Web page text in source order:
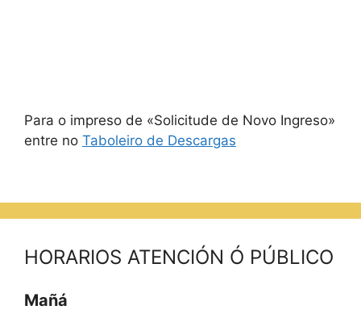
Para o impreso de «Solicitude de Novo Ingreso»
entre no Taboleiro de Descargas
HORARIOS ATENCIÓN Ó PÚBLICO
Mañá